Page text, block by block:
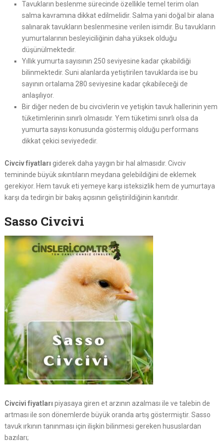
Tavukların beslenme sürecinde özellikle temel terim olan
salma kavramına dikkat edilmelidir. Salma yani doğal bir alana
salınarak tavukların beslenmesine verilen isimdir. Bu tavukların
yumurtalarının besleyiciliğinin daha yüksek olduğu
düşünülmektedir.
Yıllık yumurta sayısının 250 seviyesine kadar çıkabildiği
bilinmektedir. Suni alanlarda yetiştirilen tavuklarda ise bu
sayının ortalama 280 seviyesine kadar çıkabileceği de
anlaşılıyor.
Bir diğer neden de bu civcivlerin ve yetişkin tavuk hallerinin yem
tüketimlerinin sınırlı olmasıdır. Yem tüketimi sınırlı olsa da
yumurta sayısı konusunda göstermiş olduğu performans
dikkat çekici seviyededir.
Civciv fiyatları giderek daha yaygın bir hal almasıdır. Civciv
temininde büyük sıkıntıların meydana gelebildiğini de eklemek
gerekiyor. Hem tavuk eti yemeye karşı isteksizlik hem de yumurtaya
karşı da tedirgin bir bakış açısının geliştirildiğinin kanıtıdır.
Sasso Civcivi
Civcivi fiyatları piyasaya giren et arzının azalması ile ve talebin de
artması ile son dönemlerde büyük oranda artış göstermiştir. Sasso
tavuk ırkının tanınması için ilişkin bilinmesi gereken hususlardan
bazıları;